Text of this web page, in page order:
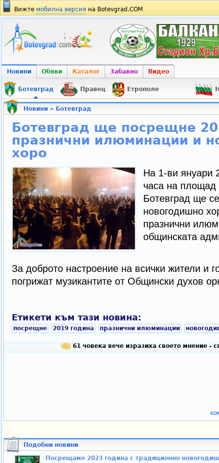
Вижте мобилна версия на Botevgrad.COM
Новини Обяви Каталог Забавно Видео
Ботевград Правец Етрополе
Новини» Ботевград
Ботевград ще посрещне
празнични илюминации и
хоро
На 1-ви януари
часа на площад
Ботевград ще
новогодишно
празнични
общинската
За доброто настроение на всички жители и
погрижат музикантите от Общински духов
Етикети към тази новина:
посрещне 2019 година празнични илюминации
61 човека вече изразиха своето мнение -
Подобни новини
Посрещаме 2023 година с традиционно